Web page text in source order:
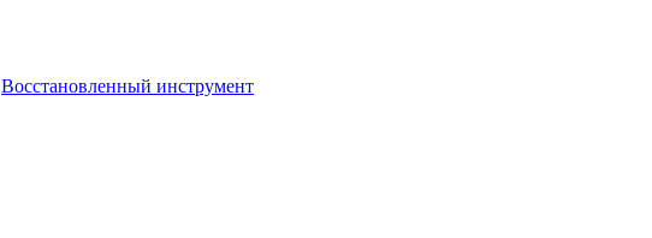
Восстановленный инструмент